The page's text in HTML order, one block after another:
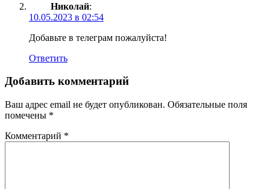
Николай:
10.05.2023 в 02:54
Добавьте в телеграм пожалуйста!
Ответить
Добавить комментарий
Ваш адрес email не будет опубликован. Обязательные поля
помечены *
Комментарий *